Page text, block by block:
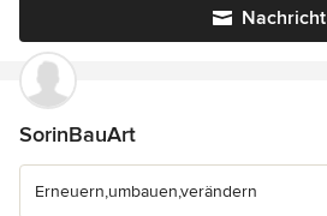
Nachricht
SorinBauArt
Erneuern,umbauen,verändern